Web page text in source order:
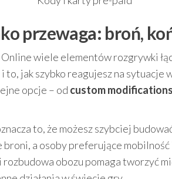
przewaga: broń,
wiele elementów rozgrywki
to, jak szybko reagujesz na sytuacje
opcje – od custom
to, że możesz szybciej
broni, a osoby preferujące
rozbudowa obozu pomaga tworzyć